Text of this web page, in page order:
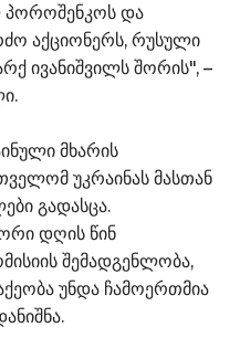
პოროშენკოს და
აქციონერს, რუსული
ივანიშვილს შორის", –
მხარის
უკრაინას მასთან
გადასცა.
დღის წინ
შემადგენლობა,
უნდა ჩამოერთმია